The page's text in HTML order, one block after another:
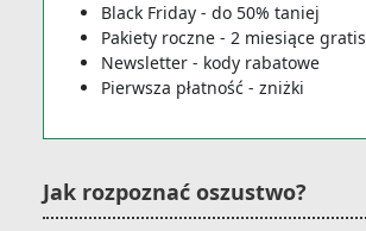
Black Friday - do 50% taniej
Pakiety roczne - 2 miesiące gratis
Newsletter - kody rabatowe
Pierwsza płatność - zniżki
Jak rozpoznać oszustwo?